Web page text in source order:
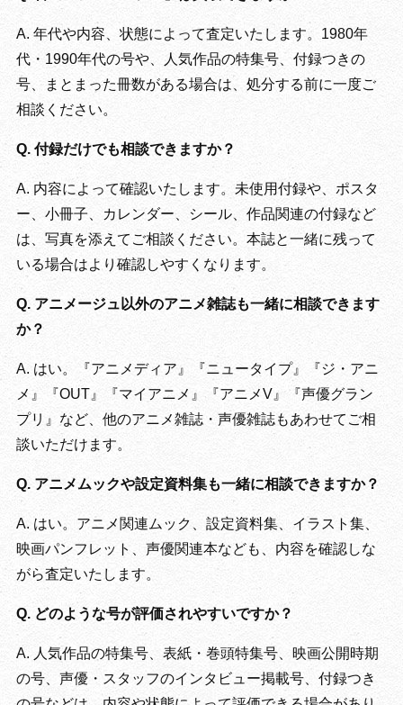
A. 年代や内容、状態によって査定いたします。1980年
代・1990年代の号や、人気作品の特集号、付録つきの
号、まとまった冊数がある場合は、処分する前に一度ご
相談ください。
Q. 付録だけでも相談できますか？
A. 内容によって確認いたします。未使用付録や、ポスタ
ー、小冊子、カレンダー、シール、作品関連の付録など
は、写真を添えてご相談ください。本誌と一緒に残って
いる場合はより確認しやすくなります。
Q. アニメージュ以外のアニメ雑誌も一緒に相談できます
か？
A. はい。『アニメディア』『ニュータイプ』『ジ・アニ
メ』『OUT』『マイアニメ』『アニメV』『声優グラン
プリ』など、他のアニメ雑誌・声優雑誌もあわせてご相
談いただけます。
Q. アニメムックや設定資料集も一緒に相談できますか？
A. はい。アニメ関連ムック、設定資料集、イラスト集、
映画パンフレット、声優関連本なども、内容を確認しな
がら査定いたします。
Q. どのような号が評価されやすいですか？
A. 人気作品の特集号、表紙・巻頭特集号、映画公開時期
の号、声優・スタッフのインタビュー掲載号、付録つき